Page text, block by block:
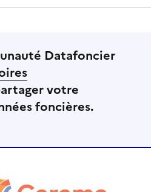
Datafoncier
votre
foncières.